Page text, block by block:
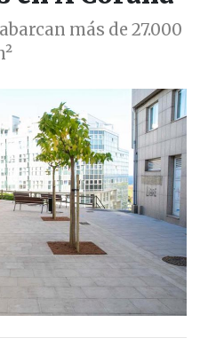
más de 27.000